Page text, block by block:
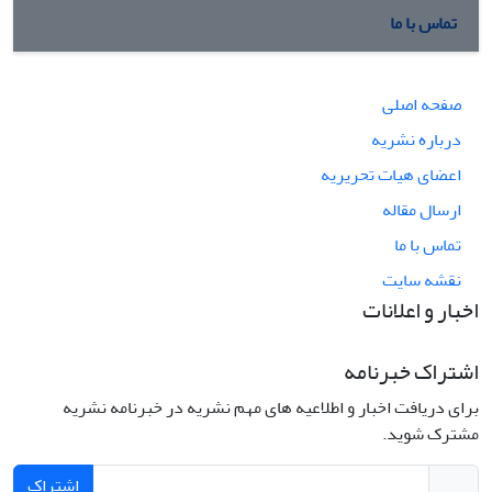
تماس با ما
صفحه اصلی
درباره نشریه
اعضای هیات تحریریه
ارسال مقاله
تماس با ما
نقشه سایت
اخبار و اعلانات
اشتراک خبرنامه
برای دریافت اخبار و اطلاعیه های مهم نشریه در خبرنامه نشریه
مشترک شوید.